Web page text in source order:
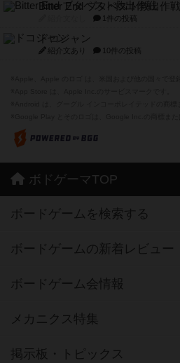
Bitter End ブタペスト救出作戦
1件の投稿
ドコジャン
紹介文あり 10件の投稿
ボドゲーマTOP
ボードゲームを検索する
ボードゲームの新着レビュー
ボードゲーム会情報
メカニクス特集
掲示板・トピックス